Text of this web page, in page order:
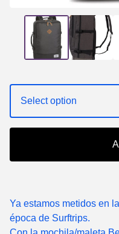
Ya estamos metidos en
época de Surftrips.